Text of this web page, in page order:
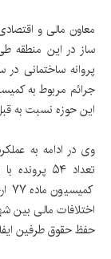
پروانه ساختمانی
این حوزه نسبت به
اختلافات مالی
حفظ حقوق طرفین